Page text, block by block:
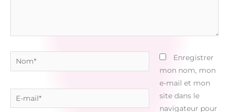
Nom*
E-
mail*
Enregistrer
mon nom, mon
e-mail et mon
site dans le
navigateur pour